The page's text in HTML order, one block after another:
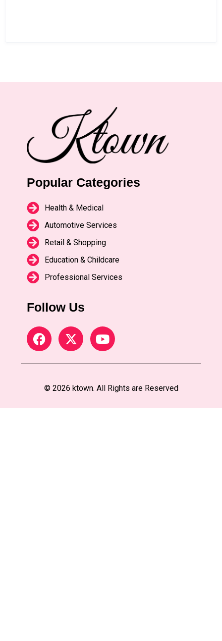
Popular Categories
Health & Medical
Automotive Services
Retail & Shopping
Education & Childcare
Professional Services
Follow Us
© 2026 ktown. All Rights are Reserved